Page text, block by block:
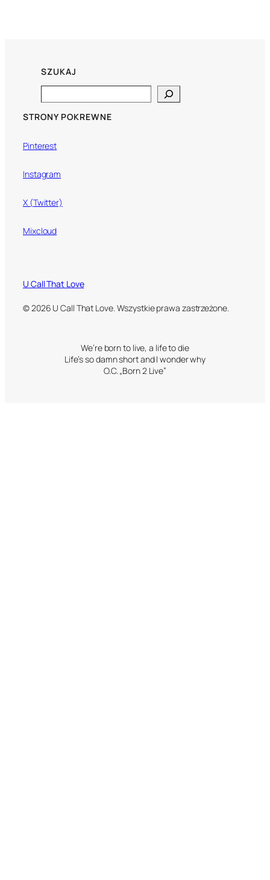
SZUKAJ
STRONY POKREWNE
Pinterest
Instagram
X (Twitter)
Mixcloud
U Call That Love
© 2026 U Call That Love. Wszystkie prawa zastrzeżone.
We’re born to live, a life to die
Life’s so damn short and I wonder why
O.C. „Born 2 Live”